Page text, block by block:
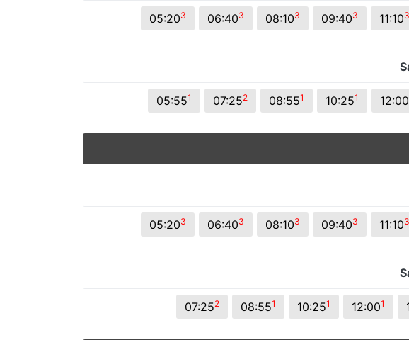
© 2026 Viva City Serviços Digitais Ltda. Todos os direitos reservados.
05:203 06:403 08:103 09:403 11:103
05:551 07:252 08:551 10:251 12:00
05:203 06:403 08:103 09:403 11:103
07:252 08:551 10:251 12:001